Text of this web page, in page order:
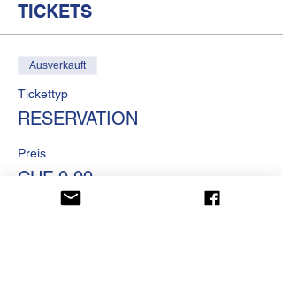
TICKETS
Ausverkauft
Tickettyp
RESERVATION
Preis
CHF 0.00